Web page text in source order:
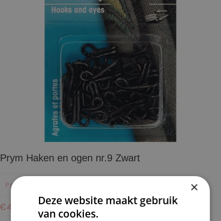
Prym Haken en ogen nr.9 Zwart
Prym
€4,25
×
Deze website maakt gebruik
van cookies.